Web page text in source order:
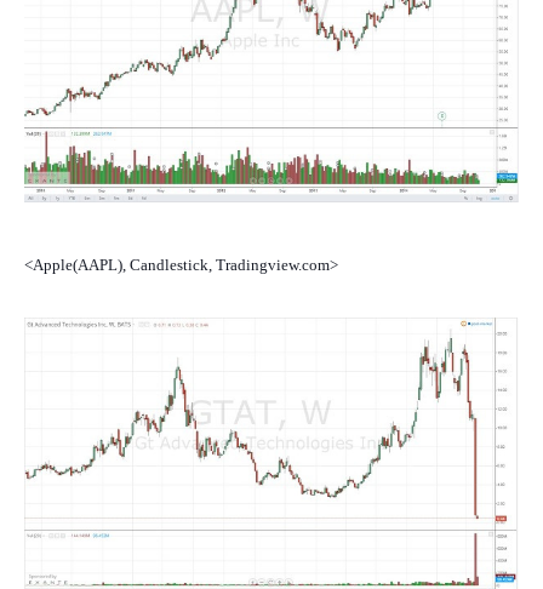
<Apple(AAPL), Candlestick, Tradingview.com>